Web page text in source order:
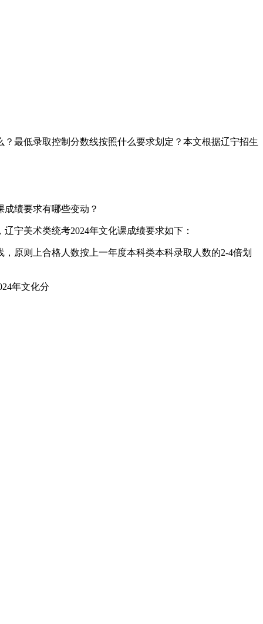
最低录取控制分数线按照什么要求划定？本文根据辽宁招生
绩要求有哪些变动？
宁美术类统考2024年文化课成绩要求如下：
原则上合格人数按上一年度本科类本科录取人数的2-4倍划